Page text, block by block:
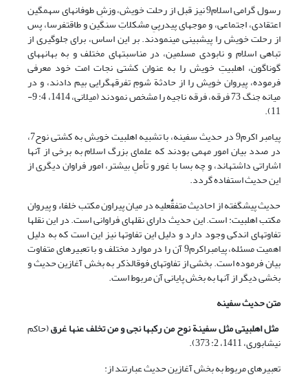
رسول گرامی اسلام9 نیز قبل از رحلت خویش، وزشِ طوفان‏های سهمگین
اعتقادی، اجتماعی، و موج‏های پی‏درپیِ مشکلاتِ سنگین و طاقت‏فرسا، پس
از رحلت خویش را پیش‏بینی می‏نمودند. بر این اساس، برای جلوگیری از
تباهی اسلام و نابودی مسلمین، در مناسبت‏های مختلف و به بهانه‏های
گوناگون، اهل‏بیتِ خویش را به عنوان کشتی نجات امت خود معرفی
فرموده، پیروان خویش را از حادثة شومِ تفرقه‏گرایی بیم دادند، و در
میانه جنگ 73 فرقه، فرقه ناجیه را مشخص نمودند (میلانی، 1414، 4: 9-
11).
پیامبر اکرم9 در حدیث سفینه، با تشبیه اهل‏بیت خویش به کشتی نوح7،
در صدد بیان امور مهمی بودند که علمای بزرگ اسلام به برخی از آنها
اشاراتی داشته‏اند، و چه بسا با غور و تأملِ بیشتر، امور فراوان دیگری از
این حدیث استفاده گردد.
حدیث پیش‏گفته از احادیث متفق‏ًٌعلیه در میان پیراون مکتب خلفاء و پیروان
مکتب اهل‏بیت: است. این حدیث دارای نقل‏های فراوانی است. در این نقل‏ها
تفاوت‏های اندکی وجود دارد و دلیل این تفاوت‏ها نیز این است که به دلیل
اهمیت مسئله، پیامبراکرم9 آن را در موارد مختلف و با تعبیرهای متفاوت
بیان فرموده است. بخشی از تفاوت‏های فوق‏الذکر به بخش آغازین حدیث و
بخشی دیگر از آنها به بخش پایانی آن مربوط است.
متن حدیث سفینه
مثل اهل‏بیتی مثل سفینة نوح من رکبها نجی و من تخلف عنها غرق(حاکم
نیشابوری، 1411، 2: 373).
تعبیرهای مربوط به بخش آغازین حدیث عبارتند از: